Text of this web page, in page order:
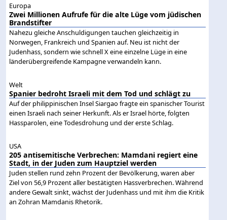
Europa
Zwei Millionen Aufrufe für die alte Lüge vom jüdischen
Brandstifter
Nahezu gleiche Anschuldigungen tauchen gleichzeitig in
Norwegen, Frankreich und Spanien auf. Neu ist nicht der
Judenhass, sondern wie schnell X eine einzelne Lüge in eine
länderübergreifende Kampagne verwandeln kann.
Welt
Spanier bedroht Israeli mit dem Tod und schlägt zu
Auf der philippinischen Insel Siargao fragte ein spanischer Tourist
einen Israeli nach seiner Herkunft. Als er Israel hörte, folgten
Hassparolen, eine Todesdrohung und der erste Schlag.
USA
205 antisemitische Verbrechen: Mamdani regiert eine
Stadt, in der Juden zum Hauptziel werden
Juden stellen rund zehn Prozent der Bevölkerung, waren aber
Ziel von 56,9 Prozent aller bestätigten Hassverbrechen. Während
andere Gewalt sinkt, wächst der Judenhass und mit ihm die Kritik
an Zohran Mamdanis Rhetorik.